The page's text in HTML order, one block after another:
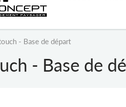
- Base de départ
- Base de